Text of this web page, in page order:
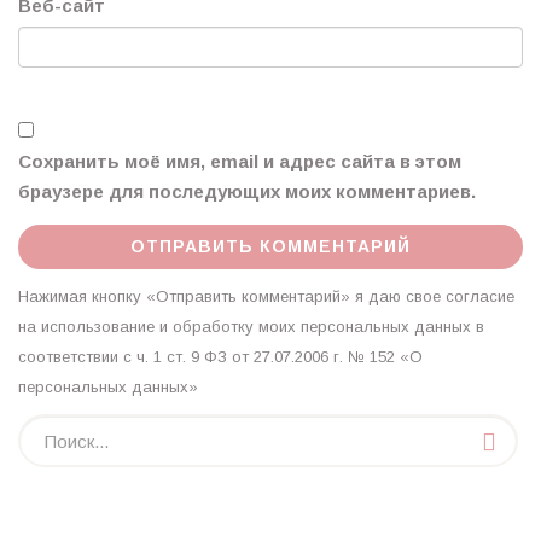
Веб-сайт
Сохранить моё имя, email и адрес сайта в этом
браузере для последующих моих комментариев.
Нажимая кнопку «Отправить комментарий» я даю свое согласие
на использование и обработку моих персональных данных в
соответствии с ч. 1 ст. 9 ФЗ от 27.07.2006 г. № 152 «О
персональных данных»